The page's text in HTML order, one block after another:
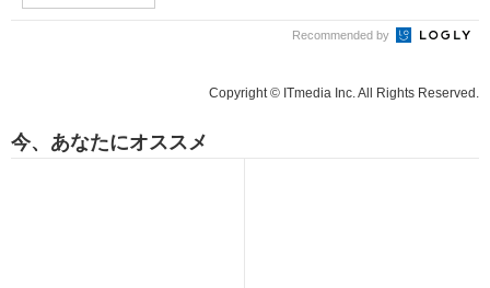
Recommended by
Copyright © ITmedia Inc. All Rights Reserved.
今、あなたにオススメ